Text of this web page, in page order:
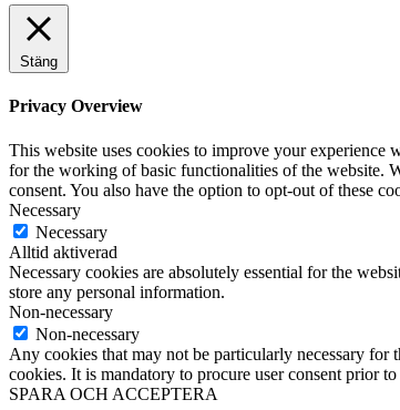
Stäng
Privacy Overview
This website uses cookies to improve your experience
for the working of basic functionalities of the website.
consent. You also have the option to opt-out of these
Necessary
Necessary
Alltid aktiverad
Necessary cookies are absolutely essential for the
store any personal information.
Non-necessary
Non-necessary
Any cookies that may not be particularly necessary for
cookies. It is mandatory to procure user consent prior
SPARA OCH ACCEPTERA